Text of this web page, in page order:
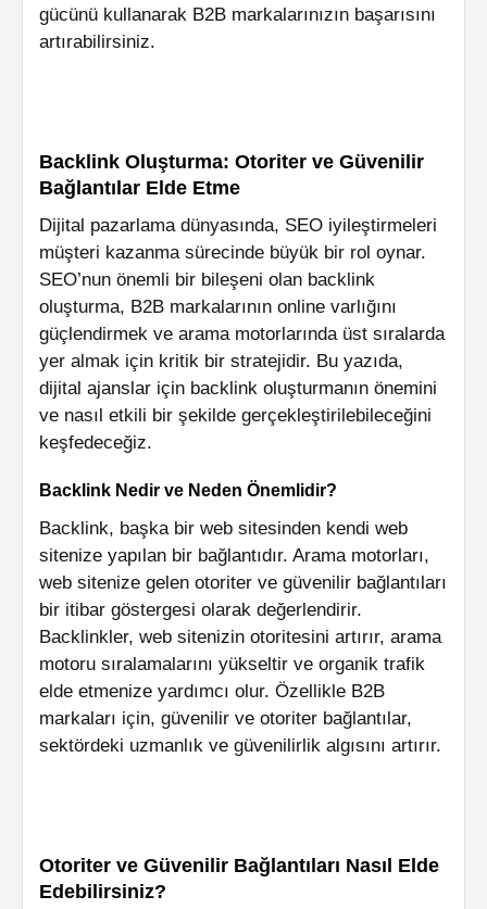
gücünü kullanarak B2B markalarınızın başarısını
artırabilirsiniz.
Backlink Oluşturma: Otoriter ve Güvenilir
Bağlantılar Elde Etme
Dijital pazarlama dünyasında, SEO iyileştirmeleri
müşteri kazanma sürecinde büyük bir rol oynar.
SEO’nun önemli bir bileşeni olan backlink
oluşturma, B2B markalarının online varlığını
güçlendirmek ve arama motorlarında üst sıralarda
yer almak için kritik bir stratejidir. Bu yazıda,
dijital ajanslar için backlink oluşturmanın önemini
ve nasıl etkili bir şekilde gerçekleştirilebileceğini
keşfedeceğiz.
Backlink Nedir ve Neden Önemlidir?
Backlink, başka bir web sitesinden kendi web
sitenize yapılan bir bağlantıdır. Arama motorları,
web sitenize gelen otoriter ve güvenilir bağlantıları
bir itibar göstergesi olarak değerlendirir.
Backlinkler, web sitenizin otoritesini artırır, arama
motoru sıralamalarını yükseltir ve organik trafik
elde etmenize yardımcı olur. Özellikle B2B
markaları için, güvenilir ve otoriter bağlantılar,
sektördeki uzmanlık ve güvenilirlik algısını artırır.
Otoriter ve Güvenilir Bağlantıları Nasıl Elde
Edebilirsiniz?